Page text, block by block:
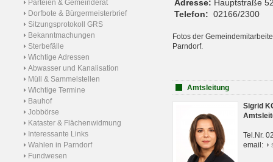
Parteien & Gemeinderat
Dorfbote & Bürgermeisterbrief
Sitzungsprotokoll GRS
Bekanntmachungen
Sterbefälle
Wichtige Adressen
Abwasser und Kanalisation
Müll & Sammelstellen
Wichtige Termine
Bauhof
Jobbörse
Kataster & Flächenwidmung
Interessante Links
Wahlen in Parndorf
Fundwesen
Adresse: Hauptstraße
Telefon: 02166/2300
Fotos der
Parndorf.
Amtsleitung
Sigrid
Tel.Nr.
email: